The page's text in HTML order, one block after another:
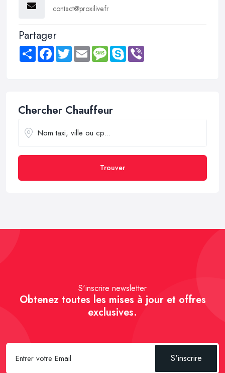
contact@proxilive.fr
Partager
Share FacebookTwitter Email MessageSkype
Chercher Chauffeur
Trouver
S'inscrire newsletter
Obtenez toutes les mises à jour et offres
exclusives.
S'inscrire